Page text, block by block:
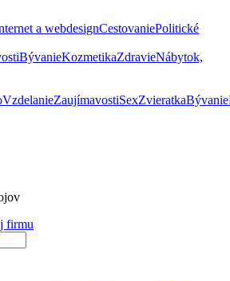
a webdesignCestovaniePolitické
BývanieKozmetikaZdravieNábytok,
VzdelanieZaujímavostiSexZvieratkaBývanie
firmu